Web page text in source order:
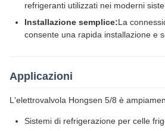
refrigeranti utilizzati nei moderni
Installazione semplice:La
consente una rapida installazione e
Applicazioni
L'elettrovalvola Hongsen 5/8 è
Sistemi di refrigerazione per celle